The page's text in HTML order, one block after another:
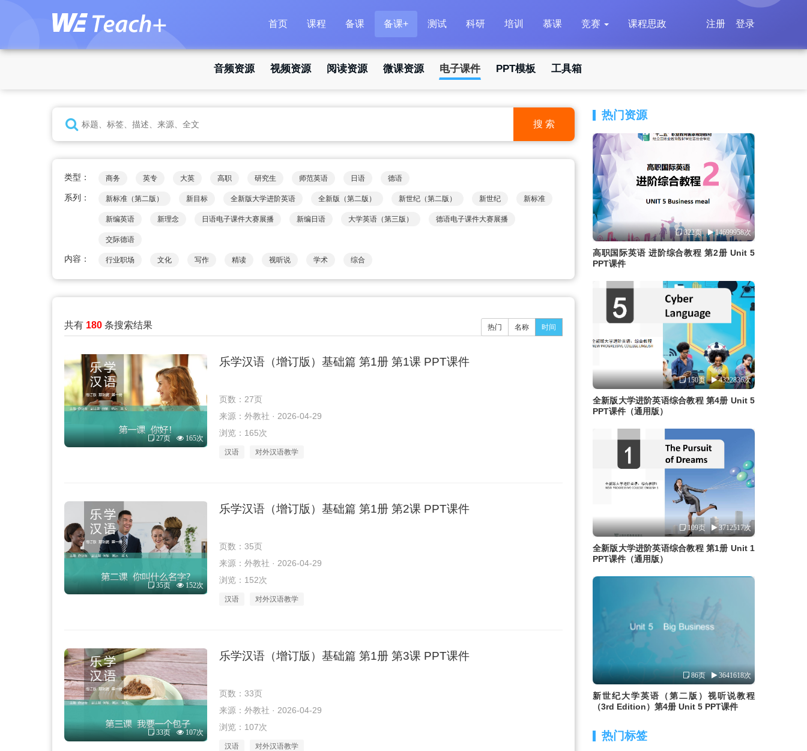
首页 课程 备课 备课+ 测试 科研 培训 慕课 竞赛 课程思政 登录
注册
音频资源 视频资源 阅读资源 微课资源 电子课件 PPT模板 工具箱
搜 索
类型： 商务 英专 大英 高职 研究生 师范英语 日语 德语
系列： 新标准（第二版） 新目标 全新版大学进阶英语 全新版（第二版） 新世纪（第二版） 新世纪 新标准
新编英语 新理念 日语电子课件大赛展播 新编日语 大学英语（第三版） 德语电子课件大赛展播
交际德语
内容： 行业职场 文化 写作 精读 视听说 学术 综合
共有 180 条搜索结果 热门 名称 时间
27页 165次
乐学汉语（增订版）基础篇 第1册 第1课 PPT课件
页数：27页
来源：外教社 · 2026-04-29
浏览：165次
汉语 对外汉语教学
35页 152次
乐学汉语（增订版）基础篇 第1册 第2课 PPT课件
页数：35页
来源：外教社 · 2026-04-29
浏览：152次
汉语 对外汉语教学
33页 107次
乐学汉语（增订版）基础篇 第1册 第3课 PPT课件
页数：33页
来源：外教社 · 2026-04-29
浏览：107次
汉语 对外汉语教学
热门资源
322页 14699958次
高职国际英语 进阶综合教程 第2册 Unit 5
PPT课件
150页 4322836次
全新版大学进阶英语综合教程 第4册 Unit 5
PPT课件（通用版）
109页 3712517次
全新版大学进阶英语综合教程 第1册 Unit 1
PPT课件（通用版）
86页 3641618次
新世纪大学英语（第二版）视听说教程
（3rd Edition）第4册 Unit 5 PPT课件
热门标签